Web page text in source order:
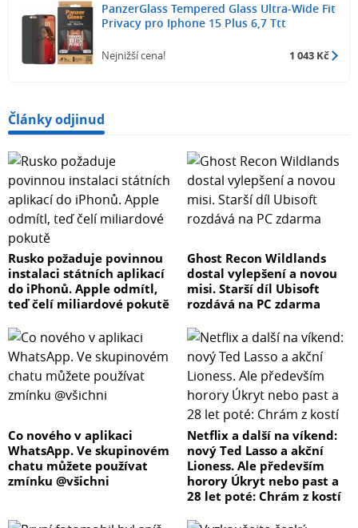
PanzerGlass Tempered Glass Ultra-Wide Fit
Privacy pro Iphone 15 Plus 6,7 Ttt
Nejnižší cena! 1 043 Kč
Články odjinud
Rusko požaduje povinnou
instalaci státních aplikací
do iPhonů. Apple odmítl,
teď čelí miliardové pokutě
Ghost Recon Wildlands
dostal vylepšení a novou
misi. Starší díl Ubisoft
rozdává na PC zdarma
Co nového v aplikaci
WhatsApp. Ve skupinovém
chatu můžete používat
zmínku @všichni
Netflix a další na víkend:
nový Ted Lasso a akční
Lioness. Ale především
horory Úkryt nebo past a
28 let poté: Chrám z kostí